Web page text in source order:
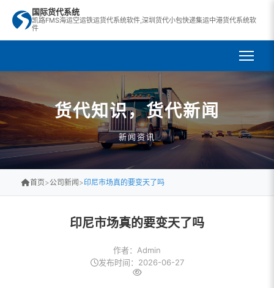
国际货代系统
凯路FMS海运空运铁运货代系统软件,深圳货代小包快递集运中港货代系统软
件
货代知识，货代新闻
新闻资讯
首页>公司新闻 >印尼市场真的要变天了吗
印尼市场真的要变天了吗
作者：Admin
发布时间：2026-06-27